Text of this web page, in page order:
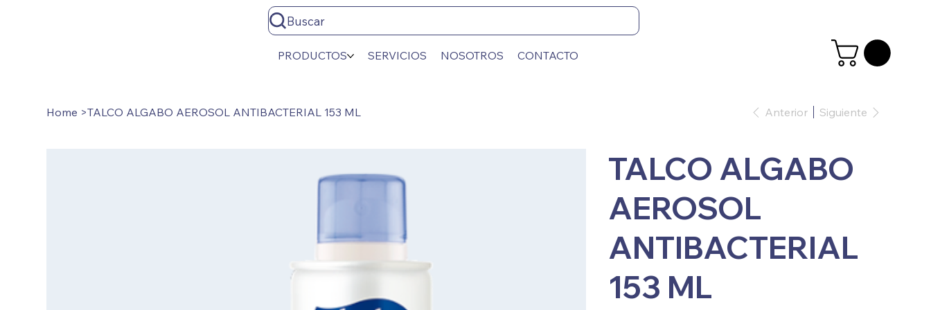
Buscar
PRODUCTOS SERVICIOS NOSOTROS CONTACTO
Home >TALCO ALGABO AEROSOL ANTIBACTERIAL 153 ML Anterior Siguiente
TALCO ALGABO
AEROSOL
ANTIBACTERIAL
153 ML